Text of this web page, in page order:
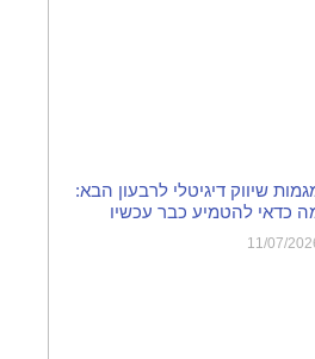
שיווק דיגיטלי לרבעון הבא:
כדאי להטמיע כבר עכשיו
11/07/